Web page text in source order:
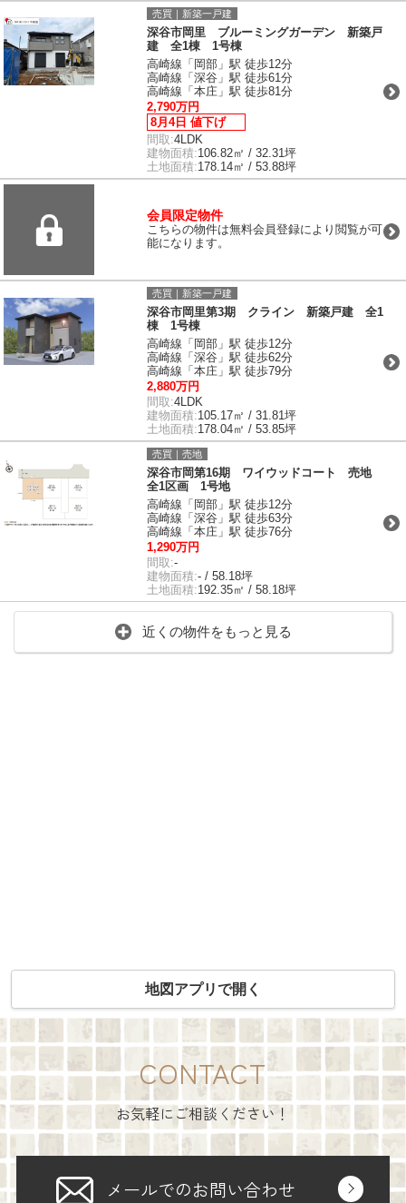
売買｜新築一戸建
深谷市岡里 ブルーミングガーデン 新築戸
建 全1棟 1号棟
高崎線「岡部」駅 徒歩12分
高崎線「深谷」駅 徒歩61分
高崎線「本庄」駅 徒歩81分
2,790万円
8月4日 値下げ
間取:4LDK
建物面積:106.82㎡ / 32.31坪
土地面積:178.14㎡ / 53.88坪
会員限定物件
こちらの物件は無料会員登録により閲覧が可
能になります。
売買｜新築一戸建
深谷市岡里第3期 クライン 新築戸建 全1
棟 1号棟
高崎線「岡部」駅 徒歩12分
高崎線「深谷」駅 徒歩62分
高崎線「本庄」駅 徒歩79分
2,880万円
間取:4LDK
建物面積:105.17㎡ / 31.81坪
土地面積:178.04㎡ / 53.85坪
売買｜売地
深谷市岡第16期 ワイウッドコート 売地
全1区画 1号地
高崎線「岡部」駅 徒歩12分
高崎線「深谷」駅 徒歩63分
高崎線「本庄」駅 徒歩76分
1,290万円
間取:-
建物面積:- / 58.18坪
土地面積:192.35㎡ / 58.18坪
近くの物件をもっと見る
地図アプリで開く
CONTACT
お気軽にご相談ください！
メールでのお問い合わせ